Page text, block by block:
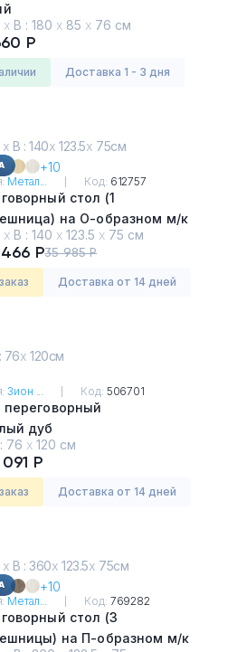
х В : 180 х 85 х 76 см
Р
Доставка 1 - 3 дня
х В : 140х 123.5х 75см
+10
Метал... Код: 612757
стол (1
на О-образном м/к
х В : 140 х 123.5 х 75 см
Р35 985 Р
заказ Доставка от 14 дней
76х 120см
Зион ... Код: 506701
переговорный
дуб
76 х 120 см
Р
заказ Доставка от 14 дней
х В : 360х 123.5х 75см
+10
Метал... Код: 769282
стол (3
на П-образном м/к